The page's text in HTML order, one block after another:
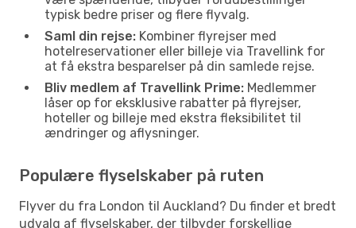
typisk bedre priser og flere flyvalg.
Saml din rejse: Kombiner flyrejser med
hotelreservationer eller billeje via Travellink for
at få ekstra besparelser på din samlede rejse.
Bliv medlem af Travellink Prime: Medlemmer
låser op for eksklusive rabatter på flyrejser,
hoteller og billeje med ekstra fleksibilitet til
ændringer og aflysninger.
Populære flyselskaber på ruten
Flyver du fra London til Auckland? Du finder et bredt
udvalg af flyselskaber, der tilbyder forskellige